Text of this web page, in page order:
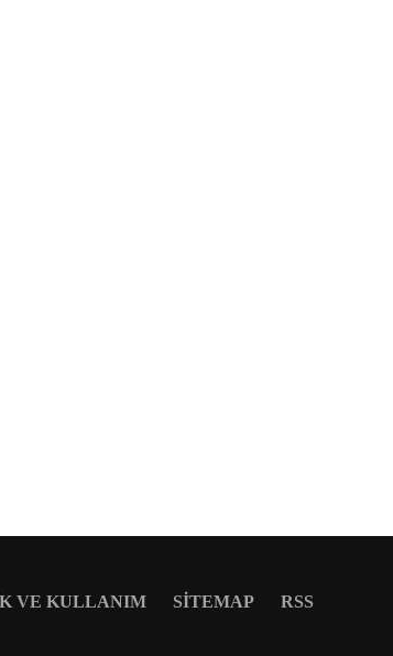
VE KULLANIM SITEMAP RSS